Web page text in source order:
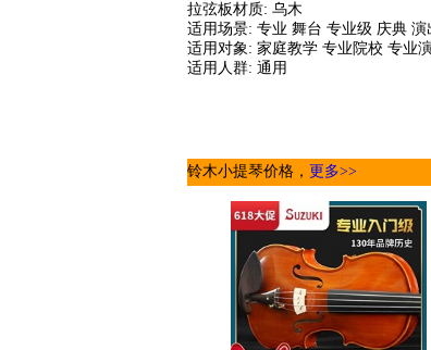
拉弦板材质: 乌木
适用场景: 专业 舞台 专业级 庆典
适用对象: 家庭教学 专业院校 专业
适用人群: 通用
铃木小提琴价格， 更多>>